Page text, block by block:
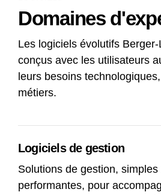
Domaines
Les logiciels évolutifs
conçus avec les utilisateurs
leurs besoins
métiers.
Logiciels de gestion
Solutions de gestion, simples
performantes, pour